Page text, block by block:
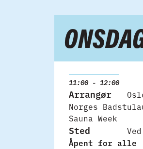
11:00 - 12:00
Arrangør
Norges
Sauna Week
Sted
Åpent for alle